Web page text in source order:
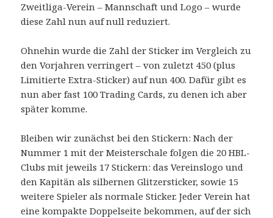
Zweitliga-Verein – Mannschaft und Logo – wurde
diese Zahl nun auf null reduziert.
Ohnehin wurde die Zahl der Sticker im Vergleich zu
den Vorjahren verringert – von zuletzt 450 (plus
Limitierte Extra-Sticker) auf nun 400. Dafür gibt es
nun aber fast 100 Trading Cards, zu denen ich aber
später komme.
Bleiben wir zunächst bei den Stickern: Nach der
Nummer 1 mit der Meisterschale folgen die 20 HBL-
Clubs mit jeweils 17 Stickern: das Vereinslogo und
den Kapitän als silbernen Glitzersticker, sowie 15
weitere Spieler als normale Sticker. Jeder Verein hat
eine kompakte Doppelseite bekommen, auf der sich